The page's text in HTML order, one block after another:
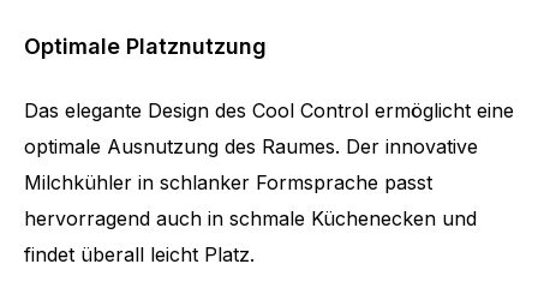
Optimale Platznutzung
Das elegante Design des Cool Control ermöglicht eine
optimale Ausnutzung des Raumes. Der innovative
Milchkühler in schlanker Formsprache passt
hervorragend auch in schmale Küchenecken und
findet überall leicht Platz.